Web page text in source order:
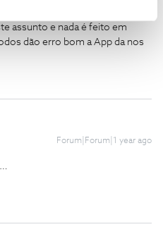
assunto e nada é feito em
dão erro bom a App da nos
Forum|Forum|1 year ago